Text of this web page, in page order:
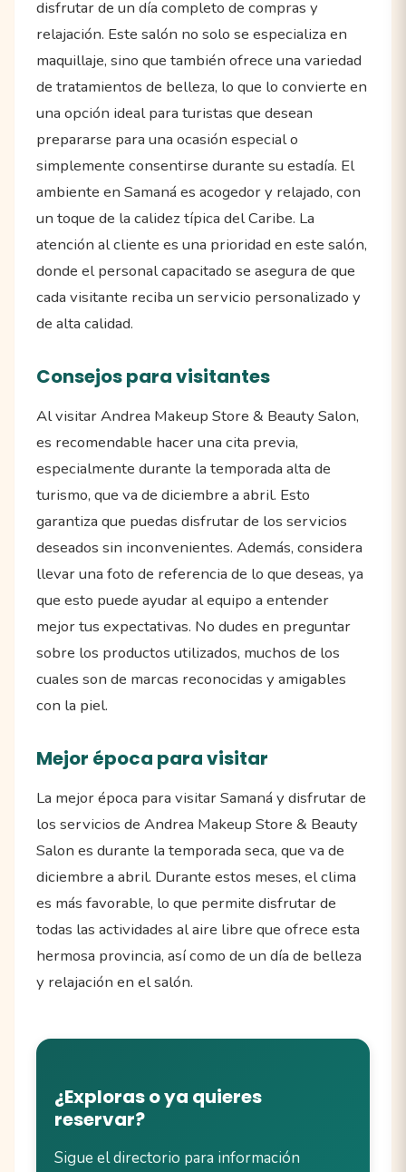
disfrutar de un día completo de compras y
relajación. Este salón no solo se especializa en
maquillaje, sino que también ofrece una variedad
de tratamientos de belleza, lo que lo convierte en
una opción ideal para turistas que desean
prepararse para una ocasión especial o
simplemente consentirse durante su estadía. El
ambiente en Samaná es acogedor y relajado, con
un toque de la calidez típica del Caribe. La
atención al cliente es una prioridad en este salón,
donde el personal capacitado se asegura de que
cada visitante reciba un servicio personalizado y
de alta calidad.
Consejos para visitantes
Al visitar Andrea Makeup Store & Beauty Salon,
es recomendable hacer una cita previa,
especialmente durante la temporada alta de
turismo, que va de diciembre a abril. Esto
garantiza que puedas disfrutar de los servicios
deseados sin inconvenientes. Además, considera
llevar una foto de referencia de lo que deseas, ya
que esto puede ayudar al equipo a entender
mejor tus expectativas. No dudes en preguntar
sobre los productos utilizados, muchos de los
cuales son de marcas reconocidas y amigables
con la piel.
Mejor época para visitar
La mejor época para visitar Samaná y disfrutar de
los servicios de Andrea Makeup Store & Beauty
Salon es durante la temporada seca, que va de
diciembre a abril. Durante estos meses, el clima
es más favorable, lo que permite disfrutar de
todas las actividades al aire libre que ofrece esta
hermosa provincia, así como de un día de belleza
y relajación en el salón.
¿Exploras o ya quieres
reservar?
Sigue el directorio para información